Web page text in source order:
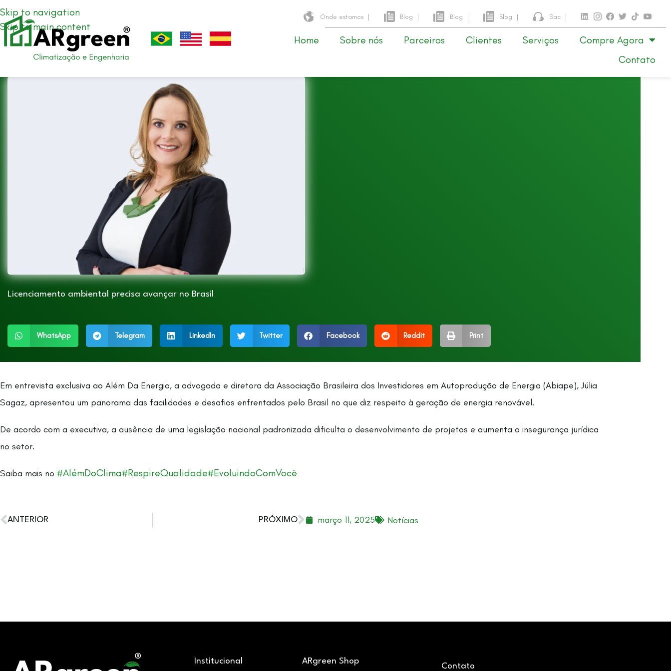
Skip to navigation
Skip to main content
Onde estamos | Blog | Blog | Blog | Sac |
Home Sobre nós Parceiros Clientes Serviços
Compre Agora
Contato
Licenciamento ambiental precisa avançar no Brasil
WhatsApp Telegram LinkedIn Twitter Facebook Reddit Print
Em entrevista exclusiva ao Além Da Energia, a advogada e diretora da Associação Brasileira dos Investidores em Autoprodução de Energia (Abiape), Júlia
Sagaz, apresentou um panorama das facilidades e desafios enfrentados pelo Brasil no que diz respeito à geração de energia renovável.
De acordo com a executiva, a ausência de uma legislação nacional padronizada dificulta o desenvolvimento de projetos e aumenta a insegurança jurídica
no setor.
Saiba mais no #AlémDoClima#RespireQualidade#EvoluindoComVocê
ANTERIOR PRÓXIMO março 11, 2025 Notícias
Institucional ARgreen Shop
Contato